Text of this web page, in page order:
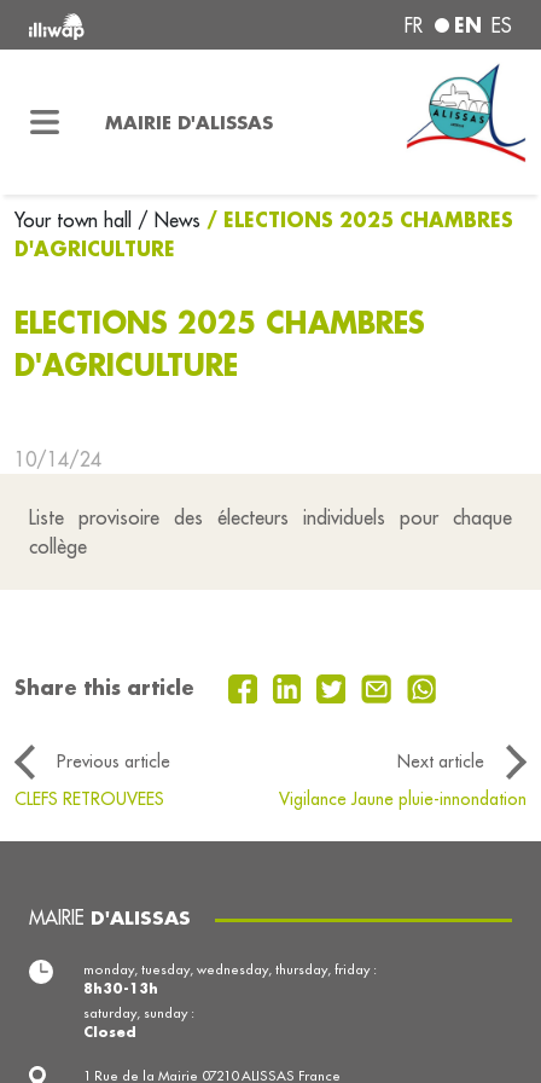
FR EN ES
MAIRIE D'ALISSAS
Your town hall / News / ELECTIONS 2025 CHAMBRES
D'AGRICULTURE
ELECTIONS 2025 CHAMBRES
D'AGRICULTURE
10/14/24
Liste provisoire des électeurs individuels pour chaque
collège
Share this article
Previous article
Next article
CLEFS RETROUVEES
Vigilance Jaune pluie-innondation
MAIRIE D'ALISSAS
1 Rue de la Mairie 07210 ALISSAS France
monday, tuesday, wednesday, thursday, friday :
8h30-13h
saturday, sunday :
Closed